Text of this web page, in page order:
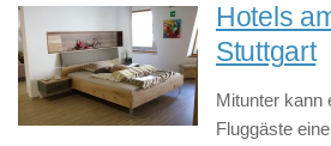
Hotels
Stuttgart
Mitunter kann
Fluggäste